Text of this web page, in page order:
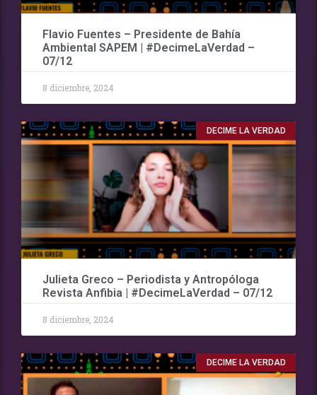
Flavio Fuentes – Presidente de Bahía
Ambiental SAPEM | #DecimeLaVerdad –
07/12
8 diciembre, 2024
DECIME LA VERDAD
Julieta Greco – Periodista y Antropóloga
Revista Anfibia | #DecimeLaVerdad – 07/12
8 diciembre, 2024
DECIME LA VERDAD